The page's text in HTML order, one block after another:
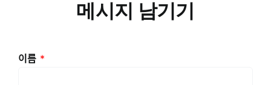
메시지 남기기
이름 *